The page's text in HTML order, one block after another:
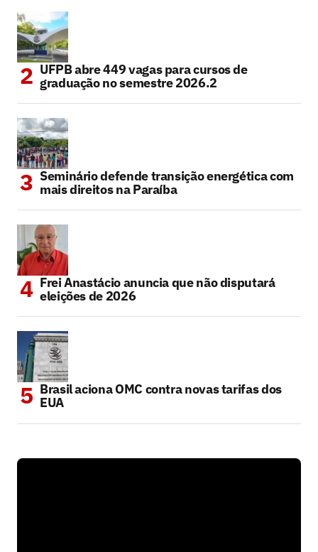
UFPB abre 449 vagas para cursos de
graduação no semestre 2026.2
Seminário defende transição energética com
mais direitos na Paraíba
Frei Anastácio anuncia que não disputará
eleições de 2026
Brasil aciona OMC contra novas tarifas dos
EUA